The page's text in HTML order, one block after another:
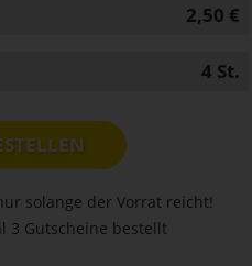
2,50 €
4 St.
solange der Vorrat reicht!
3 Gutscheine bestellt